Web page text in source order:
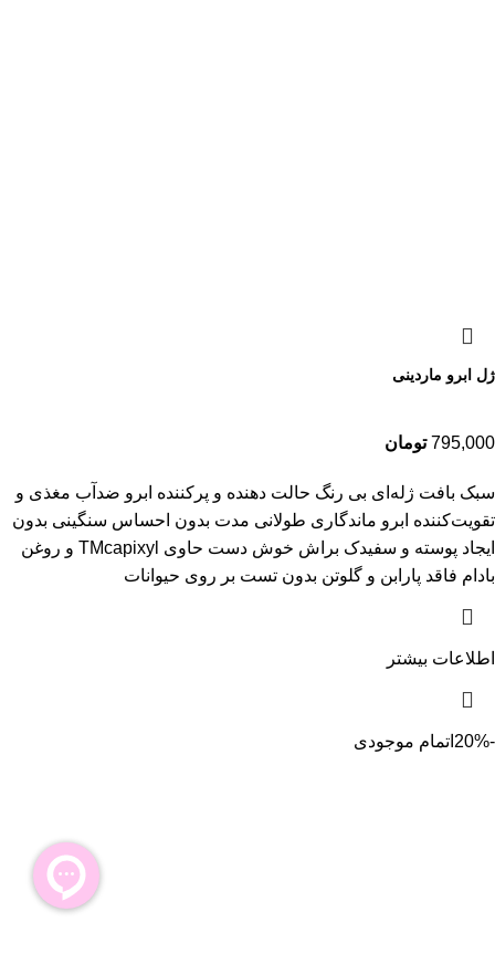
ژل ابرو ماردینی
795,000 تومان
سبک بافت ژله‌ای بی رنگ حالت دهنده و پرکننده ابرو ضدآب مغذی و
تقویت‌کننده ابرو ماندگاری طولانی مدت بدون احساس سنگینی بدون
ایجاد پوسته و سفیدک براش خوش دست حاوی TMcapixyl و روغن
بادام فاقد پارابن و گلوتن بدون تست بر روی حیوانات
اطلاعات بیشتر
-20% اتمام موجودی